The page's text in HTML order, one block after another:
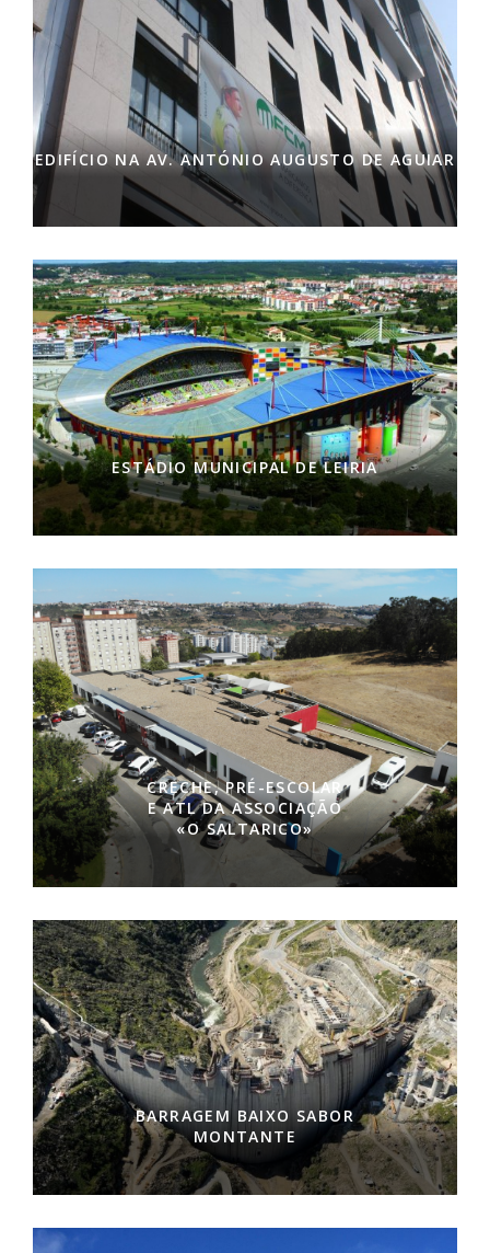
EDIFÍCIO NA AV. ANTÓNIO AUGUSTO DE AGUIAR
ESTÁDIO MUNICIPAL DE LEIRIA
CRECHE, PRÉ-ESCOLAR
E ATL DA ASSOCIAÇÃO
«O SALTARICO»
BARRAGEM BAIXO SABOR
MONTANTE